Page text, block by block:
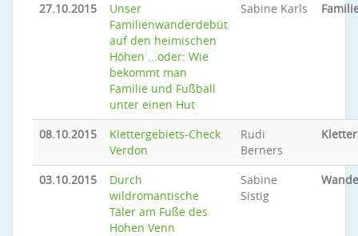
27.10.2015
Unser
Familienwanderdebüt
auf den heimischen
Höhen ...oder: Wie
bekommt man
Familie und Fußball
unter einen Hut
Sabine Karls
08.10.2015
Klettergebiets-Check
Verdon
Rudi
Berners
03.10.2015
Durch
wildromantische
Täler am Fuße des
Hohen Venn
Sabine
Sistig